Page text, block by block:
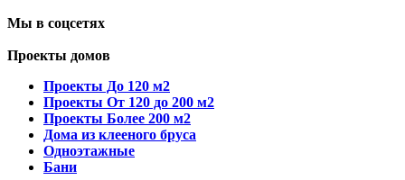
Мы в соцсетях
Проекты домов
Проекты До 120 м2
Проекты От 120 до 200 м2
Проекты Более 200 м2
Дома из клееного бруса
Одноэтажные
Бани